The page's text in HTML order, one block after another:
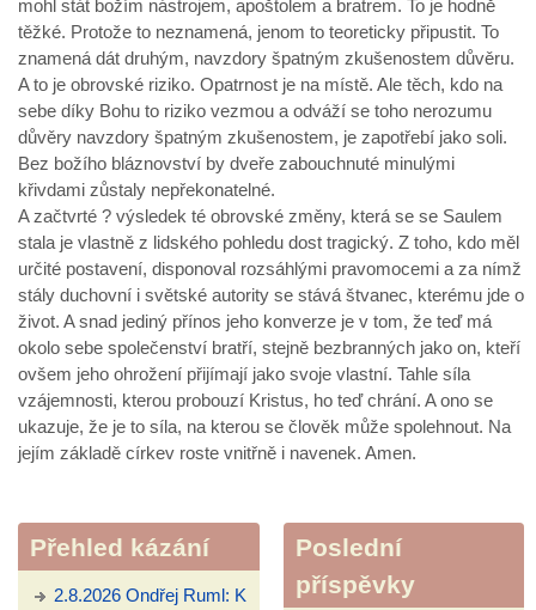
mohl stát božím nástrojem, apoštolem a bratrem. To je hodně
těžké. Protože to neznamená, jenom to teoreticky připustit. To
znamená dát druhým, navzdory špatným zkušenostem důvěru.
A to je obrovské riziko. Opatrnost je na místě. Ale těch, kdo na
sebe díky Bohu to riziko vezmou a odváží se toho nerozumu
důvěry navzdory špatným zkušenostem, je zapotřebí jako soli.
Bez božího bláznovství by dveře zabouchnuté minulými
křivdami zůstaly nepřekonatelné.
A začtvrté ? výsledek té obrovské změny, která se se Saulem
stala je vlastně z lidského pohledu dost tragický. Z toho, kdo měl
určité postavení, disponoval rozsáhlými pravomocemi a za nímž
stály duchovní i světské autority se stává štvanec, kterému jde o
život. A snad jediný přínos jeho konverze je v tom, že teď má
okolo sebe společenství bratří, stejně bezbranných jako on, kteří
ovšem jeho ohrožení přijímají jako svoje vlastní. Tahle síla
vzájemnosti, kterou probouzí Kristus, ho teď chrání. A ono se
ukazuje, že je to síla, na kterou se člověk může spolehnout. Na
jejím základě církev roste vnitřně i navenek. Amen.
Přehled kázání
2.8.2026 Ondřej Ruml: K
Poslední
příspěvky